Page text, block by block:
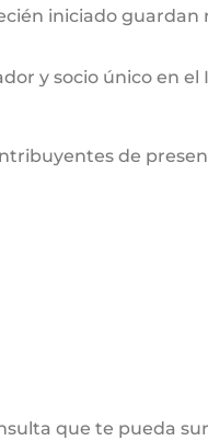
iniciado guardan
y socio único en el
de
que te pueda